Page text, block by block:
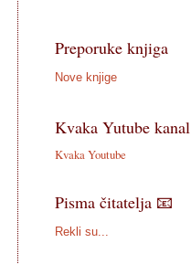
Preporuke knjiga
Nove knjige
Kvaka Yutube kanal
Kvaka Youtube
Pisma čitatelja 📧
Rekli su...